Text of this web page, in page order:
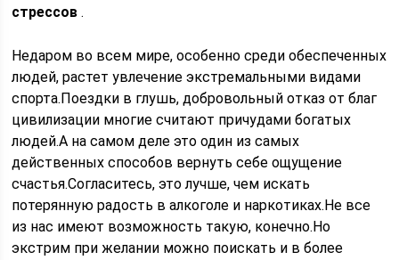
стрессов .
Недаром во всем мире, особенно среди обеспеченных
людей, растет увлечение экстремальными видами
спорта.Поездки в глушь, добровольный отказ от благ
цивилизации многие считают причудами богатых
людей.А на самом деле это один из самых
действенных способов вернуть себе ощущение
счастья.Согласитесь, это лучше, чем искать
потерянную радость в алкоголе и наркотиках.Не все
из нас имеют возможность такую, конечно.Но
экстрим при желании можно поискать и в более